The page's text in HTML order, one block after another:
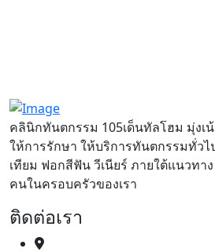
คลินิกทันตกรรม 105เด็นทัลโฮม มุ่งเ
ให้การรักษา ให้บริการทันตกรรมทั่ว
เทียม ฟอกสีฟัน วีเนียร์ ภายใต้แนวท
คนในครอบครัวของเรา
ติดต่อเรา